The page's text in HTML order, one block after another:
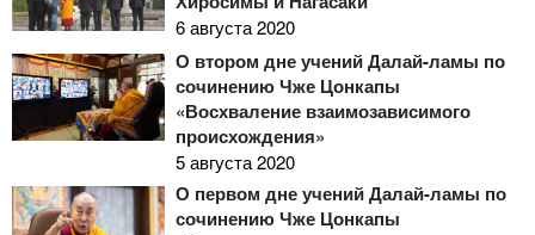
6 августа 2020
О втором дне учений Далай-ламы по
сочинению Чже Цонкапы
«Восхваление взаимозависимого
происхождения»
5 августа 2020
О первом дне учений Далай-ламы по
сочинению Чже Цонкапы